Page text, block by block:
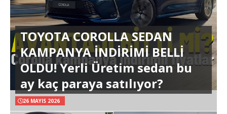
TOYOTA COROLLA SEDAN
KAMPANYA İNDİRİMİ BELLİ
OLDU! Yerli Üretim sedan bu
ay kaç paraya satılıyor?
26 MAYIS 2026